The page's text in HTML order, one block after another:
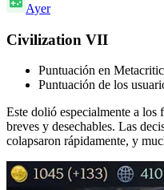
Ayer
Civilization VII
Puntuación en
Puntuación de los
Este dolió especialmente a
breves y desechables. Las
colapsaron rápidamente, y